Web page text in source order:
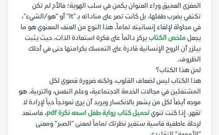
المغزى العميق وراء العنوان يكمن في سلب الهوية؛ فالأم لم تكن
تكتفي بضرب طفلها، بل كانت تصر على مناداته بـ "It" أو "هو/الشيء"،
في محاولة لإلغاء إنسانيته تماماً. هذا النوع من العنف المعنوي هو ما
يجعلملخص الكتابيركز دائماً على فكرة استعادة الذات، حيث يثبت
بيلزر أن الروح الإنسانية قادرة على التمسك بكرامتها حتى في أحلك
الظروف.
لمن هذا الكتاب؟
هذا الكتاب ليس لضعاف القلوب، ولكنه ضرورة قصوى لكل
المشتغلين في مجالات الخدمة الاجتماعية، وعلم النفس، والتربية. هو
موجه أيضاً لكل من يشعر بالانكسار ويريد أن يرى نموذجاً حياً لإرادة لا
تقهر. إذا كنت تنويتحميل كتاب رواية طفل اسمه نكرة pdf
، فاستعد
لرحلة عاطفية قاسية ستغير نظرتك تماماً لمعنى "الصبر" ومعنى